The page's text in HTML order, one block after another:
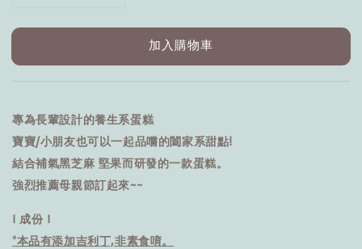
加入購物車
專為長輩設計的養生系蛋糕
寶寶/小朋友也可以一起品嚐的闔家系甜點!
結合補氣黑芝麻 堅果而研發的一款蛋糕。
強烈推薦母親節訂起來~~
I 成份 I
*本品有添加吉利丁,非素食唷。